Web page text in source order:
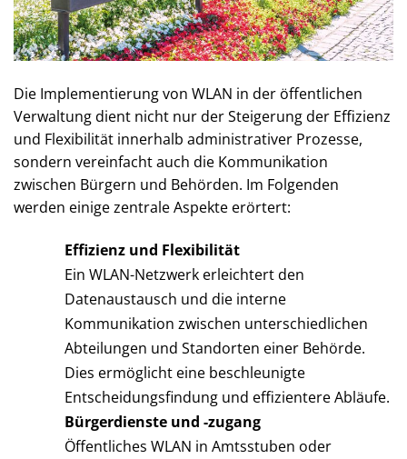
Die Implementierung von WLAN in der öffentlichen
Verwaltung dient nicht nur der Steigerung der Effizienz
und Flexibilität innerhalb administrativer Prozesse,
sondern vereinfacht auch die Kommunikation
zwischen Bürgern und Behörden. Im Folgenden
werden einige zentrale Aspekte erörtert:
Effizienz und Flexibilität
Ein WLAN-Netzwerk erleichtert den
Datenaustausch und die interne
Kommunikation zwischen unterschiedlichen
Abteilungen und Standorten einer Behörde.
Dies ermöglicht eine beschleunigte
Entscheidungsfindung und effizientere Abläufe.
Bürgerdienste und -zugang
Öffentliches WLAN in Amtsstuben oder